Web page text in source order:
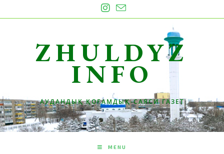
to
ZHULDYZ
INFO
АУДАНДЫҚ ҚОҒАМДЫҚ-САЯСИ ГАЗЕТ
MENU